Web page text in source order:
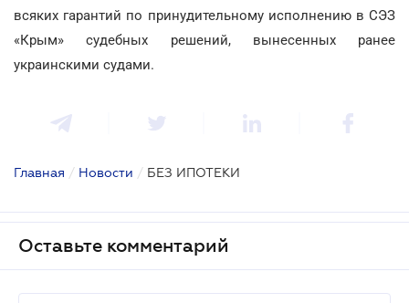
всяких гарантий по принудительному исполнению в СЭЗ
«Крым» судебных решений, вынесенных ранее
украинскими судами.
Главная / Новости / БЕЗ ИПОТЕКИ
Оставьте комментарий